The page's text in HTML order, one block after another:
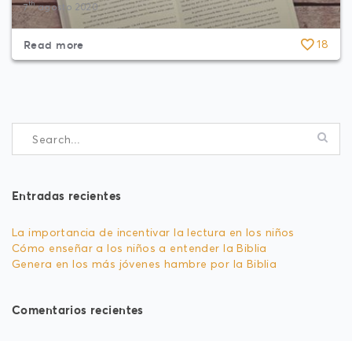
7thagosto 2020
Read more 18
Entradas recientes
La importancia de incentivar la lectura en los niños
Cómo enseñar a los niños a entender la Biblia
Genera en los más jóvenes hambre por la Biblia
Comentarios recientes